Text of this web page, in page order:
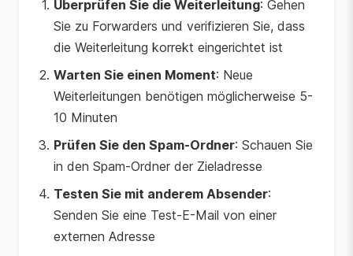
Überprüfen Sie die Weiterleitung: Gehen
Sie zu Forwarders und verifizieren Sie, dass
die Weiterleitung korrekt eingerichtet ist
Warten Sie einen Moment: Neue
Weiterleitungen benötigen möglicherweise 5-
10 Minuten
Prüfen Sie den Spam-Ordner: Schauen Sie
in den Spam-Ordner der Zieladresse
Testen Sie mit anderem Absender:
Senden Sie eine Test-E-Mail von einer
externen Adresse